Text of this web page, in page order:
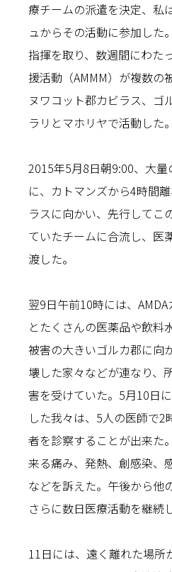
療チームの派遣を決定、私
ュからその活動に参加した
指揮を取り、数週間にわた
援活動（AMMM）が複数の
ヌワコット郡カビラス、ゴ
ラリとマホリヤで活動した。
2015年5月8日朝9:00、大
に、カトマンズから4時間
ラスに向かい、先行してこ
ていたチームに合流し、医
渡した。
翌9日午前10時には、
とたくさんの医薬品や飲料
被害の大きいゴルカ郡に向
壊した家々などが連なり、
害を受けていた。5月10日
した我々は、5人の医師で
者を診察することが出来た
来る痛み、発熱、創感染、
などを訴えた。午後から他
さらに数日医療活動を継続
11日には、遠く離れた場所